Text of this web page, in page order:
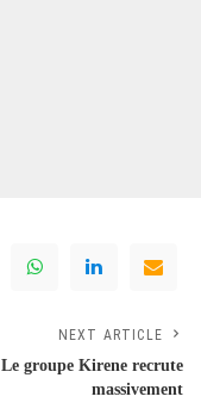
NEXT ARTICLE
Le groupe Kirene recrute
massivement